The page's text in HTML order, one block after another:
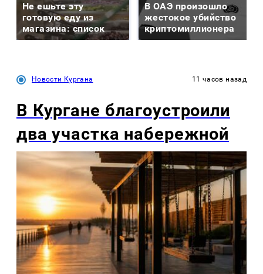
Не ешьте эту
готовую еду из
магазина: список
В ОАЭ произошло
жестокое убийство
криптомиллионера
Новости Кургана 11 часов назад
В Кургане благоустроили
два участка набережной